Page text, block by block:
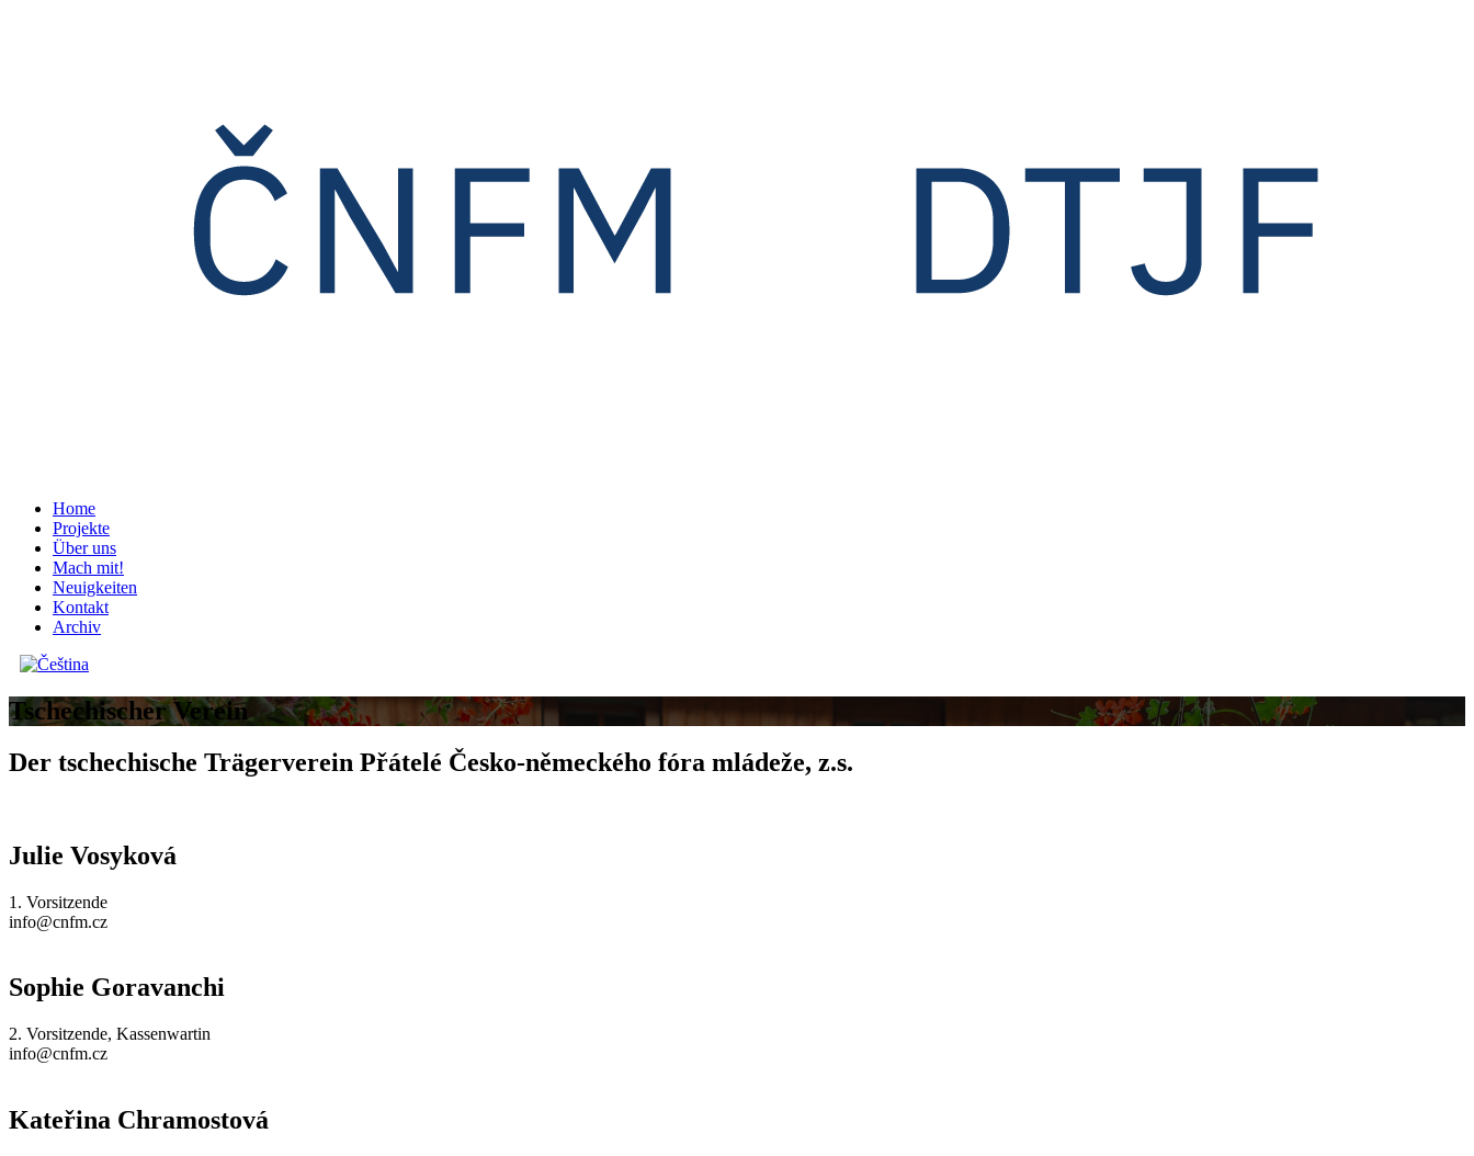
Home
Projekte
Über uns
Mach mit!
Neuigkeiten
Kontakt
Archiv
Tschechischer Verein
Der tschechische Trägerverein Přátelé Česko-německého fóra mládeže, z.s.
Julie Vosyková
1. Vorsitzende
info@cnfm.cz
Sophie Goravanchi
2. Vorsitzende, Kassenwartin
info@cnfm.cz
Kateřina Chramostová